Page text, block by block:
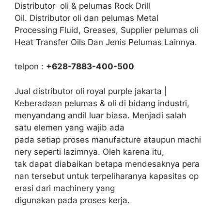
Distributor oli & pelumas Rock Drill
Oil. Distributor oli dan pelumas Metal
Processing Fluid, Greases, Supplier pelumas oli
Heat Transfer Oils Dan Jenis Pelumas Lainnya.
telpon : +628-7883-400-500
Jual distributor oli royal purple jakarta |
Keberadaan pelumas & oli di bidang industri,
menyandang andil luar biasa. Menjadi salah
satu elemen yang wajib ada
pada setiap proses manufacture ataupun machi
nery seperti lazimnya. Oleh karena itu,
tak dapat diabaikan betapa mendesaknya pera
nan tersebut untuk terpeliharanya kapasitas op
erasi dari machinery yang
digunakan pada proses kerja.